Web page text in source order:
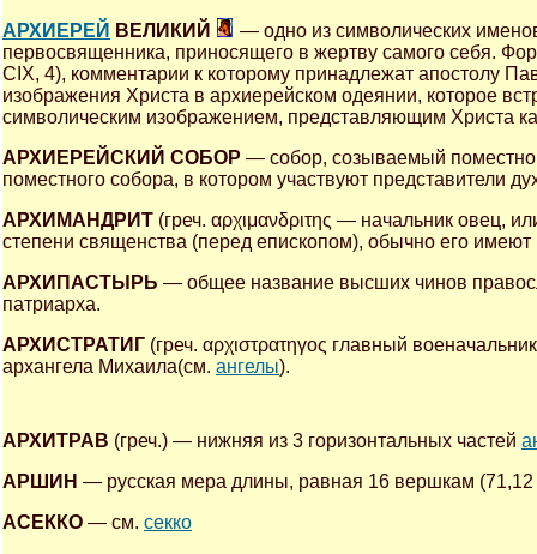
АРХИЕРЕЙ ВЕЛИКИЙ
— одно из символических
первосвященника, приносящего в жертву самого себя.
CIX, 4), комментарии к которому принадлежат апостолу
изображения Христа в архиерейском одеянии, которое
символическим изображением, представляющим Христа
АРХИЕРЕЙСКИЙ СОБОР — собор, созываемый
поместного собора, в котором участвуют представители
АРХИМАНДРИТ (греч. αρχιμανδριτης — начальник
степени священства (перед епископом), обычно его
АРХИПАСТЫРЬ — общее название высших чинов
патриарха.
АРХИСТРАТИГ (греч. αρχιστρατηγος главный
архангела Михаила(см. ангелы).
АРХИТРАВ (греч.) — нижняя из 3 горизонтальных частей
АРШИН — русская мера длины, равная 16 вершкам (71,12
АСЕККО — см. секко